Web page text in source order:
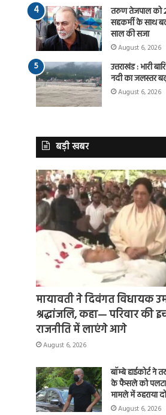
तरुण तेजपाल को
सहकर्मी के साथ
साल की सजा
August 6, 2026
उत्तराखंड : भारी
नदी का जलस्तर
August 6, 2026
बड़ी खबर
मायावती ने दिवंगत विधायक
श्रद्धांजलि, कहा— परिवार की
राजनीति में लाएंगे आगे
August 6, 2026
बॉम्बे हाईकोर्ट
के फैसले को पलटा,
मामले में ठहराया
August 6, 2026